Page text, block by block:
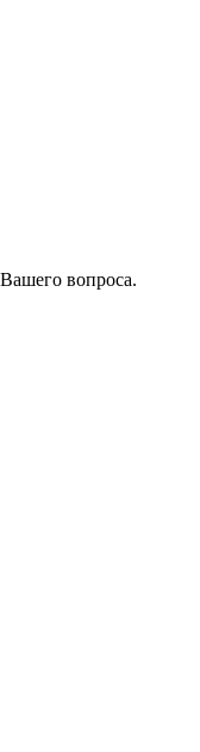
вопроса.